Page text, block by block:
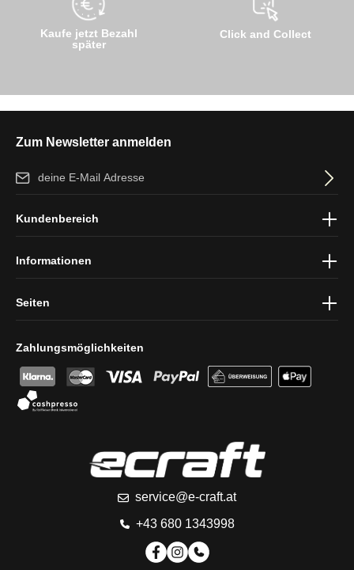
Kaufe jetzt Bezahl
später
Click and Collect
Zum Newsletter anmelden
E-Mail-Adresse*
und dieAGBgelesen und bin mit ihnen einverstanden.
Zahlungsmöglichkeiten
service@e-craft.at
+43 680 1343998
Kundenbereich
Informationen
Seiten